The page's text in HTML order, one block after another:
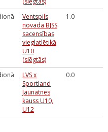
Ventspils
novada BJSS
sacensības
vieglatlētikā
U10
(slēgtās)
1.0
LVS x
Sportland
Jaunatnes
kauss U10,
U12
0.0